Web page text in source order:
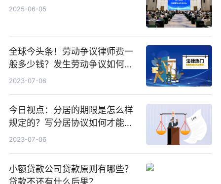
2025-06-05
全球今头条！劳动争议律师费一
般多少钱？发生劳动争议如何算
工资？
2023-07-06
今日视点：分居的期限是怎么样
规定的？写分居协议如何才能有
效？
2023-07-06
小额贷款公司贷款原则有哪些？
贷款不还有什么后果？